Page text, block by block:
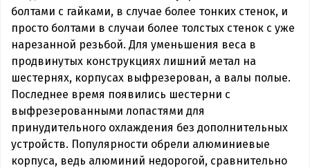
болтами с гайками, в случае более тонких стенок, и
просто болтами в случаи более толстых стенок с уже
нарезанной резьбой. Для уменьшения веса в
продвинутых конструкциях лишний метал на
шестернях, корпусах выфрезерован, а валы полые.
Последнее время появились шестерни с
выфрезерованными лопастями для
принудительного охлаждения без дополнительных
устройств. Популярности обрели алюминиевые
корпуса, ведь алюминий недорогой, сравнительно